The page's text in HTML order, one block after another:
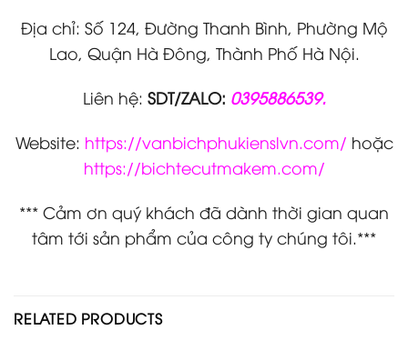
Địa chỉ: Số 124, Đường Thanh Bình, Phường Mộ
Lao, Quận Hà Đông, Thành Phố Hà Nội.
Liên hệ: SDT/ZALO: 0395886539.
Website: https://vanbichphukienslvn.com/ hoặc
https://bichtecutmakem.com/
*** Cảm ơn quý khách đã dành thời gian quan
tâm tới sản phẩm của công ty chúng tôi.***
RELATED PRODUCTS